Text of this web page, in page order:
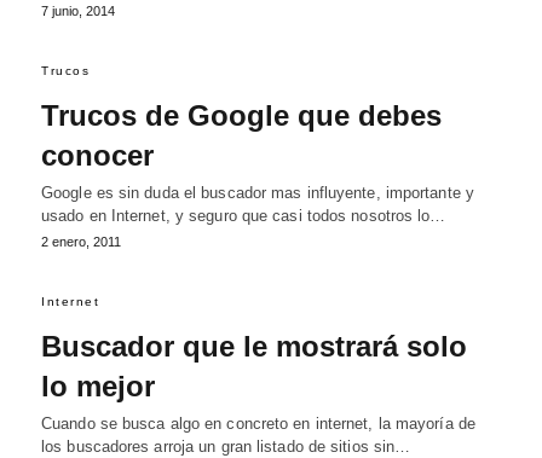
7 junio, 2014
Trucos
Trucos de Google que debes
conocer
Google es sin duda el buscador mas influyente, importante y
usado en Internet, y seguro que casi todos nosotros lo…
2 enero, 2011
Internet
Buscador que le mostrará solo
lo mejor
Cuando se busca algo en concreto en internet, la mayoría de
los buscadores arroja un gran listado de sitios sin…